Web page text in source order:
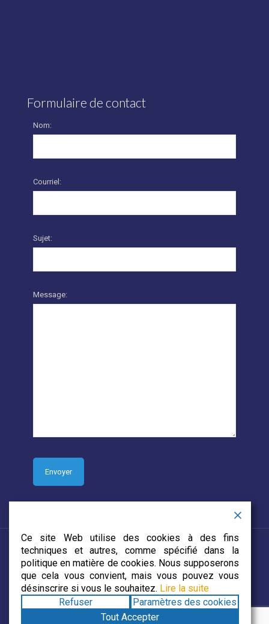
Formulaire de contact
Nom:
Courriel:
Sujet:
Message:
© 2019 CJECDN. Tous droits réservés. Site web conçu par
DevCorp Media
Ce site Web utilise des cookies à des fins
techniques et autres, comme spécifié dans la
politique en matière de cookies. Nous supposerons
que cela vous convient, mais vous pouvez vous
désinscrire si vous le souhaitez. Lire la suite
Refuser
Paramètres des cookies
Tout Accepter